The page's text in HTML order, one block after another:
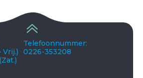
Vrij.)
Telefoonnummer:
0226-353208